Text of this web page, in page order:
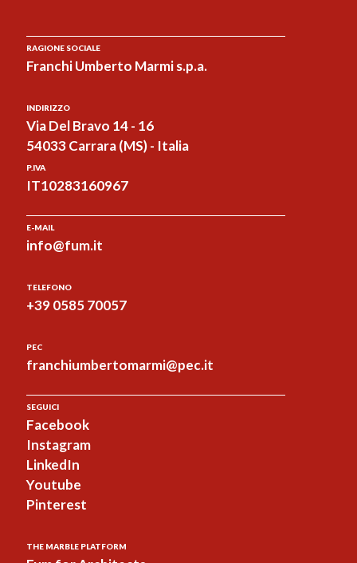
RAGIONE SOCIALE
Franchi Umberto Marmi s.p.a.
INDIRIZZO
Via Del Bravo 14 - 16
54033 Carrara (MS) - Italia
P.IVA
IT10283160967
E-MAIL
info@fum.it
TELEFONO
+39 0585 70057
PEC
franchiumbertomarmi@pec.it
SEGUICI
Facebook
Instagram
LinkedIn
Youtube
Pinterest
THE MARBLE PLATFORM